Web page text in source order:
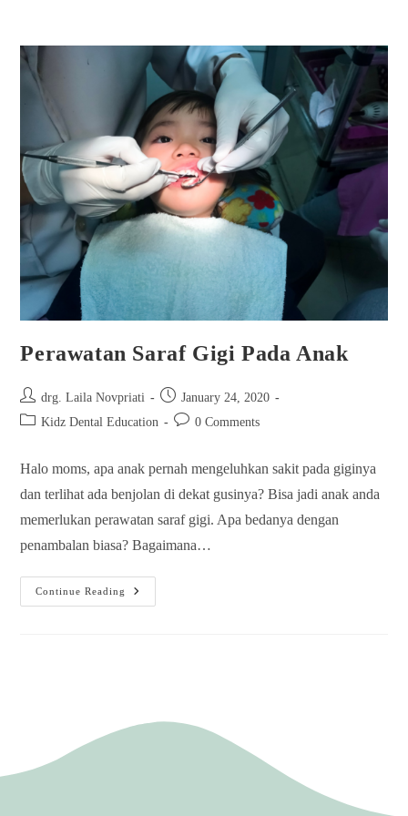
Perawatan Saraf Gigi Pada Anak
drg. Laila Novpriati
January 24, 2020
Kidz Dental Education
0 Comments
Halo moms, apa anak pernah mengeluhkan sakit pada giginya
dan terlihat ada benjolan di dekat gusinya? Bisa jadi anak anda
memerlukan perawatan saraf gigi. Apa bedanya dengan
penambalan biasa? Bagaimana…
Continue Reading